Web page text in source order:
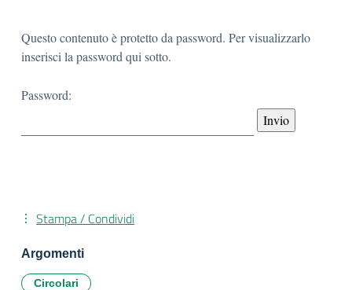
Questo contenuto è protetto da password. Per visualizzarlo
inserisci la password qui sotto.
Password:
Stampa / Condividi
Argomenti
Circolari